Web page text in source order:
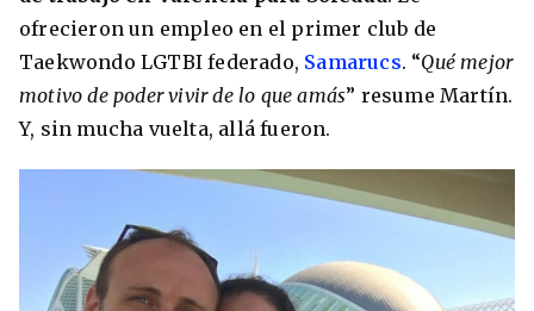
ofrecieron un empleo en el primer club de
Taekwondo LGTBI federado, Samarucs. “Qué mejor
motivo de poder vivir de lo que amás” resume Martín.
Y, sin mucha vuelta, allá fueron.